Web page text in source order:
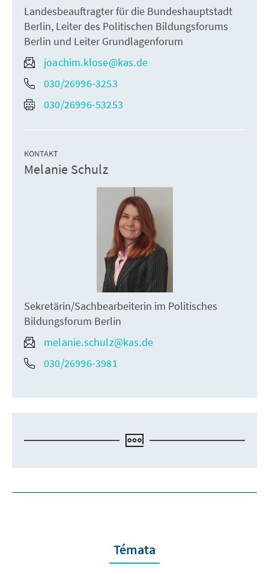
Landesbeauftragter für die Bundeshauptstadt
Berlin, Leiter des Politischen Bildungsforums
Berlin und Leiter Grundlagenforum
joachim.klose@kas.de
030/26996-3253
030/26996-53253
KONTAKT
Melanie Schulz
Sekretärin/Sachbearbeiterin im Politisches
Bildungsforum Berlin
melanie.schulz@kas.de
030/26996-3981
Témata